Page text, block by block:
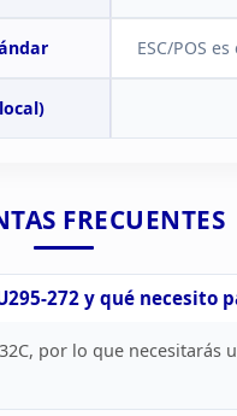
ESC/POS
FRECUENTES
272 y qué necesito
por lo que